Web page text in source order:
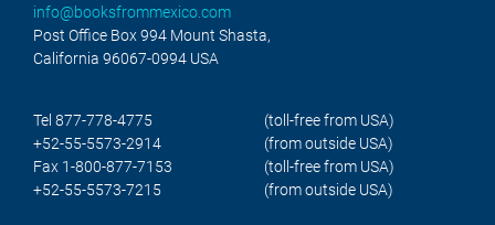
info@booksfrommexico.com
Post Office Box 994 Mount Shasta,
California 96067-0994 USA
Tel 877-778-4775
(toll-free from USA)
+52-55-5573-2914
(from outside USA)
Fax 1-800-877-7153
(toll-free from USA)
+52-55-5573-7215
(from outside USA)